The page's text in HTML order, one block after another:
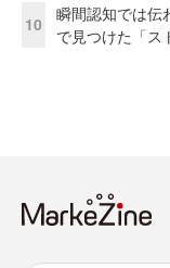
10
瞬間認知では伝
で見つけた「ス